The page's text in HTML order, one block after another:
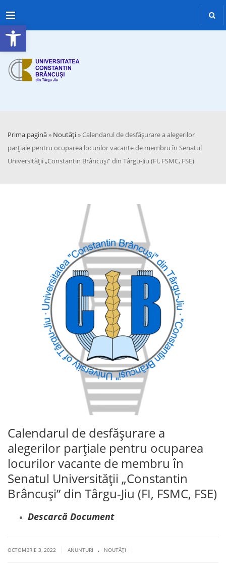
Deschide bara de unelte
Menu
Prima pagină» Noutăți»Calendarul de desfășurare a alegerilor
parțiale pentru ocuparea locurilor vacante de membru în Senatul
Universității „Constantin Brâncuși” din Târgu-Jiu (FI, FSMC, FSE)
Calendarul de desfășurare a
alegerilor parțiale pentru ocuparea
locurilor vacante de membru în
Senatul Universității „Constantin
Brâncuși” din Târgu-Jiu (FI, FSMC, FSE)
Descarcă Document
OCTOMBRIE 3, 2022 ANUNTURI . NOUTĂŢI